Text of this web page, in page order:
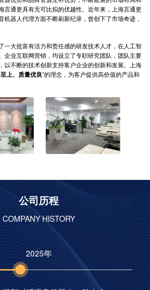
言通更具有无可比拟的优越性。近年来，上海言通更
机器人代理方面不断刷新纪录，曾创下了市场奇迹，
一大批富有活力和责任感的研发技术人才，在人工智
企业互联网营销，均设立了专职研究团队，团队主要
以不断的技术创新支持客户企业的创新和发展。上海
上、质量优良”的理念，为客户提供高价值的产品和
公司历程
COMPANY HISTORY
2025年